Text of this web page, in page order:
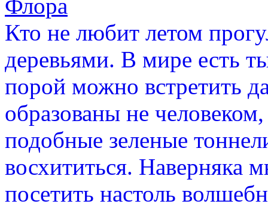
Флора
Кто не любит летом
деревьями. В мире есть
порой можно встретить
образованы не
подобные зеленые
восхититься. Наверняка
посетить настоль